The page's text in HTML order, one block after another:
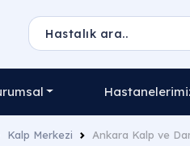
Kalp Merkezi Ankara Kalp ve